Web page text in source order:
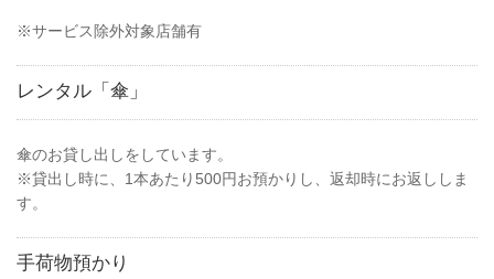
※サービス除外対象店舗有
レンタル「傘」
傘のお貸し出しをしています。
※貸出し時に、1本あたり500円お預かりし、返却時にお返ししま
す。
手荷物預かり